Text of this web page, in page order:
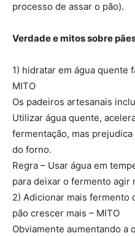
processo de assar o pão).
Verdade e mitos sobre
1) hidratar em água quente
MITO
Os padeiros artesanais
Utilizar água quente,
fermentação, mas
do forno.
Regra – Usar água em
para deixar o fermento agir
2) Adicionar mais fermento
pão crescer mais – MITO
Obviamente aumentando a